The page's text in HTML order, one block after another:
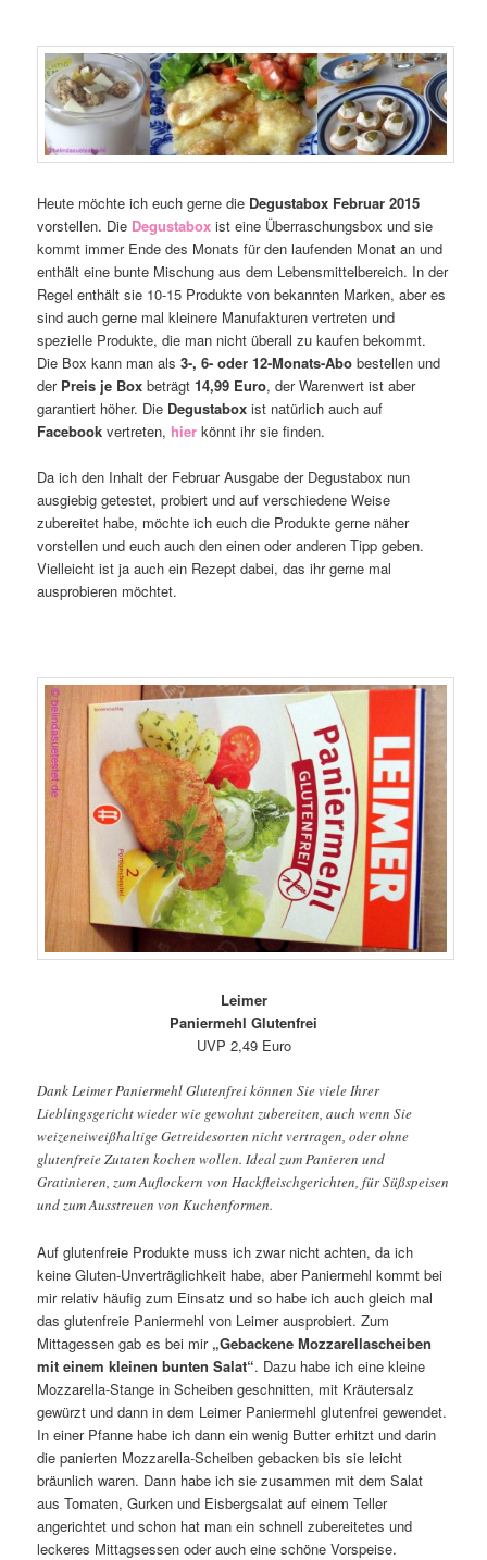
Heute möchte ich euch gerne die Degustabox Februar 2015
vorstellen. Die Degustabox ist eine Überraschungsbox und sie
kommt immer Ende des Monats für den laufenden Monat an und
enthält eine bunte Mischung aus dem Lebensmittelbereich. In der
Regel enthält sie 10-15 Produkte von bekannten Marken, aber es
sind auch gerne mal kleinere Manufakturen vertreten und
spezielle Produkte, die man nicht überall zu kaufen bekommt.
Die Box kann man als3-, 6- oder 12-Monats-Abo bestellen und
der Preis je Box beträgt14,99 Euro, der Warenwert ist aber
garantiert höher. Die Degustabox ist natürlich auch auf
Facebook vertreten, hier könnt ihr sie finden.
Da ich den Inhalt der Februar Ausgabe der Degustabox nun
ausgiebig getestet, probiert und auf verschiedene Weise
zubereitet habe, möchte ich euch die Produkte gerne näher
vorstellen und euch auch den einen oder anderen Tipp geben.
Vielleicht ist ja auch ein Rezept dabei, das ihr gerne mal
ausprobieren möchtet.
Leimer
Paniermehl Glutenfrei
UVP 2,49 Euro
Dank Leimer Paniermehl Glutenfrei können Sie viele Ihrer
Lieblingsgericht wieder wie gewohnt zubereiten, auch wenn Sie
weizeneiweißhaltige Getreidesorten nicht vertragen, oder ohne
glutenfreie Zutaten kochen wollen. Ideal zum Panieren und
Gratinieren, zum Auflockern von Hackfleischgerichten, für Süßspeisen
und zum Ausstreuen von Kuchenformen.
Auf glutenfreie Produkte muss ich zwar nicht achten, da ich
keine Gluten-Unverträglichkeit habe, aber Paniermehl kommt bei
mir relativ häufig zum Einsatz und so habe ich auch gleich mal
das glutenfreie Paniermehl von Leimer ausprobiert. Zum
Mittagessen gab es bei mir „Gebackene Mozzarellascheiben
mit einem kleinen bunten Salat“. Dazu habe ich eine kleine
Mozzarella-Stange in Scheiben geschnitten, mit Kräutersalz
gewürzt und dann in dem Leimer Paniermehl glutenfrei gewendet.
In einer Pfanne habe ich dann ein wenig Butter erhitzt und darin
die panierten Mozzarella-Scheiben gebacken bis sie leicht
bräunlich waren. Dann habe ich sie zusammen mit dem Salat
aus Tomaten, Gurken und Eisbergsalat auf einem Teller
angerichtet und schon hat man ein schnell zubereitetes und
leckeres Mittagsessen oder auch eine schöne Vorspeise.